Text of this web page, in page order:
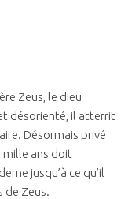
Zeus, le dieu
désorienté, il atterrit
Désormais privé
mille ans doit
jusqu’à ce qu’il
de Zeus.